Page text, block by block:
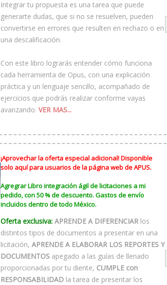
Integrar tu propuesta es una tarea que puede
generarte dudas, que si no se resuelven, pueden
convertirse en errores que resulten en rechazo o en
una descalificación.
Con este libro lograrás entender cómo funciona
cada herramienta de Opus, con una explicación
práctica y un lenguaje sencillo, acompañado de
ejercicios que podrás realizar conforme vayas
avanzando. VER MAS...
¡Aprovechar la oferta especial adicional! Disponible
solo aquí para usuarios de la página web de APUS.
Agregrar Libro integración ágil de licitaciones a mi
pedido, con 50 % de descuento. Gastos de envío
incluidos dentro de todo México.
Oferta exclusiva: APRENDE A DIFERENCIAR los
distintos tipos de documentos a presentar en una
licitación, APRENDE A ELABORAR LOS REPORTES Y
DOCUMENTOS apegado a las guías de llenado
proporcionadas por tu diente, CUMPLE con
RESPONSABILIDAD la tarea de presentar los